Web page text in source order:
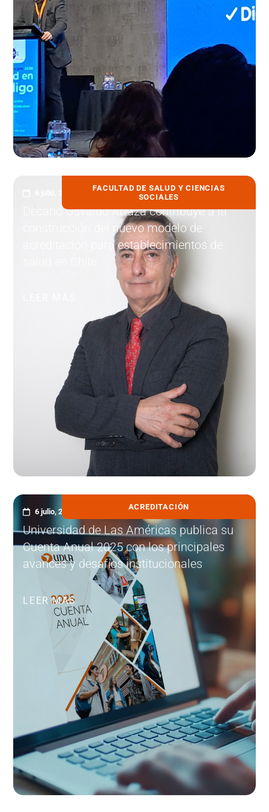
FACULTAD DE SALUD Y CIENCIAS
SOCIALES
Decano Osvaldo Artaza contribuye a la
construcción del nuevo modelo de
acreditación para establecimientos de
ACREDITACIÓN
6 julio, 2026
Universidad de Las Américas publica su
Cuenta Anual 2025 con los principales
avances y desafíos institucionales
LEER MÁS